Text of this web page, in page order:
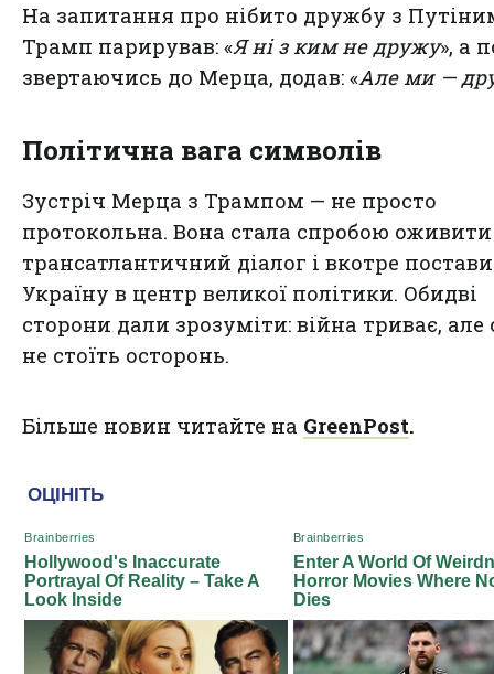
На запитання про нібито дружбу з
Трамп парирував: «Я ні з ким не дружу», а
звертаючись до Мерца, додав: «Але ми —
Політична вага символів
Зустріч Мерца з Трампом — не просто
протокольна. Вона стала спробою оживити
трансатлантичний діалог і вкотре
Україну в центр великої політики. Обидві
сторони дали зрозуміти: війна триває, але
не стоїть осторонь.
Більше новин читайте на GreenPost.